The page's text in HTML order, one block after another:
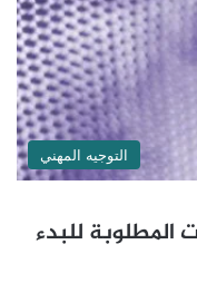
التوجيه المهني
المطلوبة للبدء